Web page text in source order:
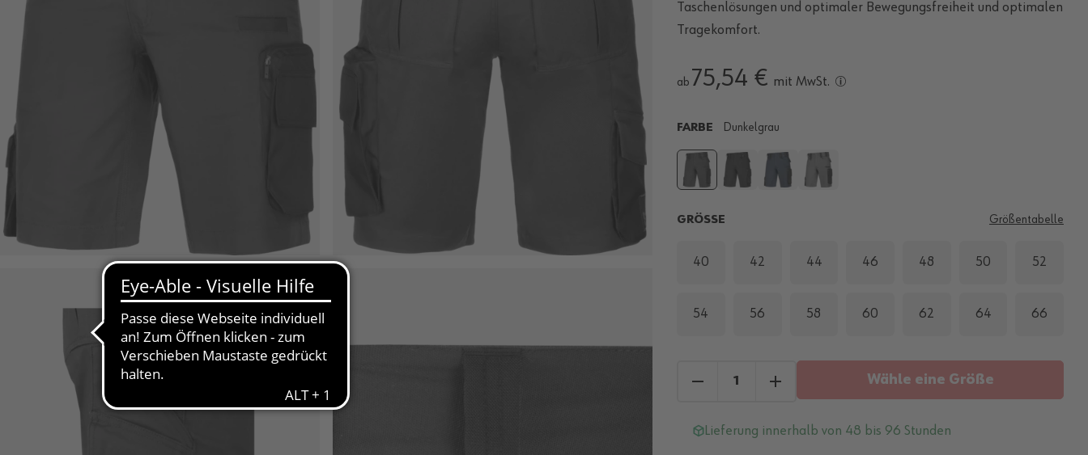
Taschenlösungen und optimaler Bewegungsfreiheit und optimalen
Tragekomfort.
ab 75,54 € mit MwSt.
FARBE Dunkelgrau
GRÖSSE Größentabelle
40 42 44 46 48 50 52
54 56 58 60 62 64 66
Wähle eine Größe
Lieferung innerhalb von 48 bis 96 Stunden